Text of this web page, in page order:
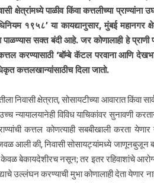
क्षेत्रांमध्ये पाळीव किंवा कत्तलीच्या
१९५८’ या कायद्यानुसार, मुंबई महानगर
पाळण्यास सक्त बंदी आहे. जर कोणालाही हे
करण्यासाठी ‘बॉम्बे कॅटल परवाना आणि
कत्तलखान्यांसाठीच दिला जातो.
निवासी क्षेत्रात, सोसायटीच्या आवारात किंवा
न्यायालयानेही विविध याचिकांवर सुनावणी
कत्तल कोणत्याही सबबीखाली करता
आली की, निवासी सोसायट्यांमध्ये जाणूनबुजून
बेकायदेशीरच नसून; तर इतर रहिवाशांचे
उल्लंघन करण्याची मुभा कोणालाही देता येणार